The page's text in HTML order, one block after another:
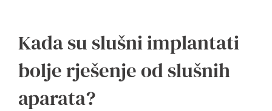
Kada su slušni implantati
bolje rješenje od slušnih
aparata?